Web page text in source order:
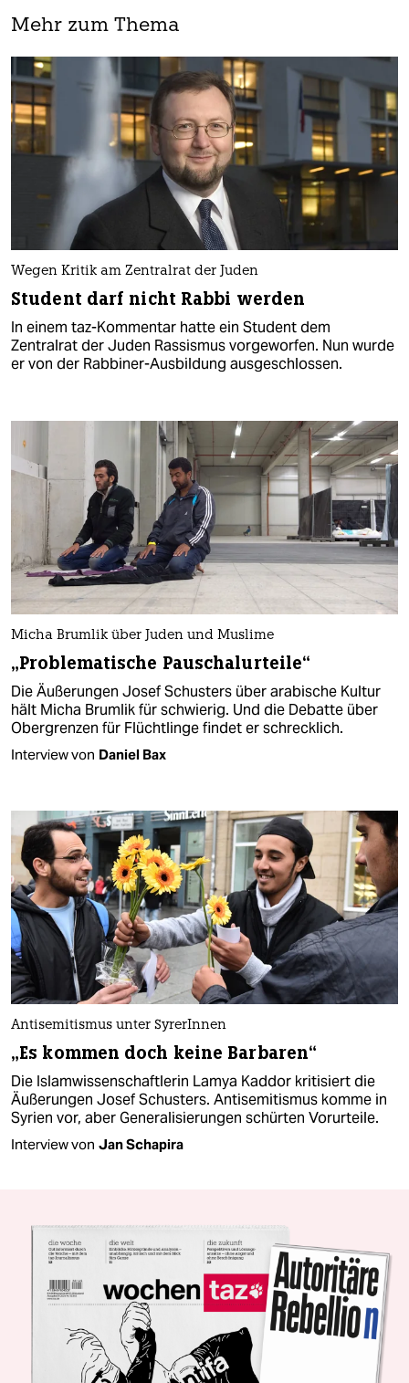
Mehr zum Thema
Wegen Kritik am Zentralrat der Juden
Student darf nicht Rabbi werden
In einem taz-Kommentar hatte ein Student dem
Zentralrat der Juden Rassismus vorgeworfen. Nun wurde
er von der Rabbiner-Ausbildung ausgeschlossen.
Micha Brumlik über Juden und Muslime
„Problematische Pauschalurteile“
Die Äußerungen Josef Schusters über arabische Kultur
hält Micha Brumlik für schwierig. Und die Debatte über
Obergrenzen für Flüchtlinge findet er schrecklich.
Interview von Daniel Bax
Antisemitismus unter SyrerInnen
„Es kommen doch keine Barbaren“
Die Islamwissenschaftlerin Lamya Kaddor kritisiert die
Äußerungen Josef Schusters. Antisemitismus komme in
Syrien vor, aber Generalisierungen schürten Vorurteile.
Interview von Jan Schapira